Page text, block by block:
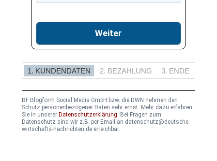
Weiter
1. KUNDENDATEN 2. BEZAHLUNG 3. ENDE
BF Blogform Social Media GmbH bzw. die DWN nehmen den
Schutz personenbezogener Daten sehr ernst. Mehr dazu erfahren
Sie in unserer Datenschutzerklärung. Bei Fragen zum
Datenschutz sind wir z.B. per Email an datenschutz@deutsche-
wirtschafts-nachrichten.de erreichbar.